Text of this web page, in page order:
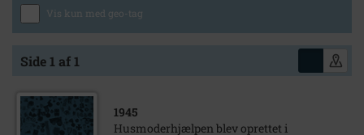
Vis kun med geo-tag
Side 1 af 1
1945
Husmoderhjælpen blev oprettet i